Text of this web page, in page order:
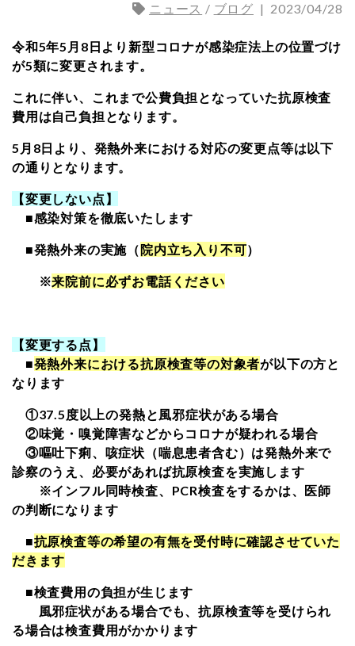
ニュース / ブログ | 2023/04/28
令和5年5月8日より新型コロナが感染症法上の位置づけ
が5類に変更されます。
これに伴い、これまで公費負担となっていた抗原検査
費用は自己負担となります。
5月8日より、発熱外来における対応の変更点等は以下
の通りとなります。
【変更しない点】
■感染対策を徹底いたします
■発熱外来の実施（院内立ち入り不可）
※来院前に必ずお電話ください
【変更する点】
■発熱外来における抗原検査等の対象者が以下の方と
なります
①37.5度以上の発熱と風邪症状がある場合
②味覚・嗅覚障害などからコロナが疑われる場合
③嘔吐下痢、咳症状（喘息患者含む）は発熱外来で
診察のうえ、必要があれば抗原検査を実施します
※インフル同時検査、PCR検査をするかは、医師
の判断になります
■抗原検査等の希望の有無を受付時に確認させていた
だきます
■検査費用の負担が生じます
風邪症状がある場合でも、抗原検査等を受けられ
る場合は検査費用がかかります